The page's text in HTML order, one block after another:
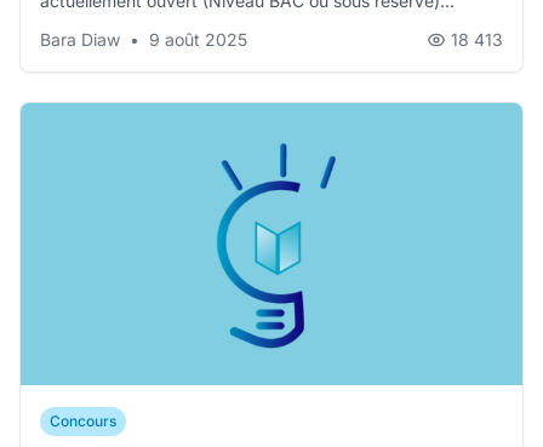
Bara Diaw • 9 août 2025 18 413
Concours